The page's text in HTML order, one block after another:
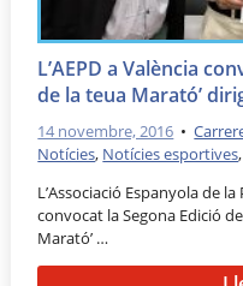
L’AEPD a València
de la teua Marató’
14 novembre, 2016 •
Notícies, Notícies esportives,
L’Associació Espanyola de
convocat la Segona Edició
Marató’ …